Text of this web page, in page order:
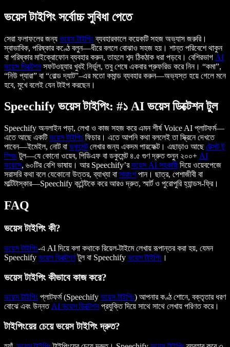
ভয়েস টাইপিং সর্বোচ্চ সুবিধা পেতে
সেরা ফলাফলের জন্য ভয়েস টাইপিংব্যবহারকালে কয়েকটি সহজ অভ্যাস জরুরি।
স্বাভাবিক, পরিষ্কার কণ্ঠে বলুন—ধীরে বললে বোঝাও সহজ হয়। শান্ত পরিবেশে থাকুন
বা পরিষ্কার মাইক্রোফোন ব্যবহার করুন, তাহলে শব্দ ঠিকঠাক ধরা পড়বে। বেশিরভাগ AI
ভয়েস ডিক্টেশনসফটওয়্যার খুবই নির্ভুল, তবু শেষে একবার প্রুফরিড করে নিন। “কমা”,
“নিউ প্যারা” বা “বোল্ড দ্যাট”–এর মতো কমান্ড ব্যবহার করুন—অভ্যস্ত হয়ে গেলে মনে
হবে, মুখে বলেই যেন টাইপ করছেন।
Speechify ভয়েস টাইপিং: #১ AI ভয়েস ডিক্টেশন টুল
Speechify অনলাইন পড়া, লেখা ও কাজ সহজ করে এমন শীর্ষ Voice AI প্লাটফর্ম—
এতে আছে একটিভয়েস টাইপিং ফিচার। এতে আপনি কথা বললেই তা স্ক্রিনে দেখতে
পাবেন—ইমেইল, নোট বা ডকুমেন্টলেখার জন্য একদম পারফেক্ট। এছাড়াও আছেটেক্সট টু
স্পিচটুল—যে কোনো ওয়েব, পিডিএফ বা ডকুমেন্ট ৪.৫ গুণ দ্রুত শুনুন ২০০+ AI
ভয়েসে, ৬০টির বেশি ভাষায়। আর Speechify’রভয়েস AI সহকারী দিয়ে ওয়েবপেজে
সরাসরি কথা বলে যেকোনো উত্তর, ব্যাখ্যা বা সারাংশপান। ছাত্র, পেশাজীবী বা
মাল্টিটাস্কার—Speechify কন্টেন্টকে করে আরও দ্রুত, স্মার্ট ও পুরোপুরি হ্যান্ডস-ফ্রি।
FAQ
ভয়েস টাইপিং কী?
ভয়েস টাইপিং-এ AI দিয়ে বলা কথাকে রিয়েল-টাইমে লেখায় রূপান্তর করা হয়, যেমন
Speechify ভয়েস ডিক্টেশনটুল বা Speechify ভয়েস টাইপিং ।
ভয়েস টাইপিং কীভাবে কাজ করে?
ভয়েস টাইপিং প্লাটফর্ম (Speechify ভয়েস টাইপিং) আপনার কণ্ঠ শোনে, বক্তৃতার ধরণ
বোঝে এবং উন্নত AI ভয়েস ডিক্টেশনপ্রযুক্তি দিয়ে সাথে সাথে লেখায় পরিণত করে।
টাইপিংয়ের চেয়ে ভয়েস টাইপিং দ্রুত?